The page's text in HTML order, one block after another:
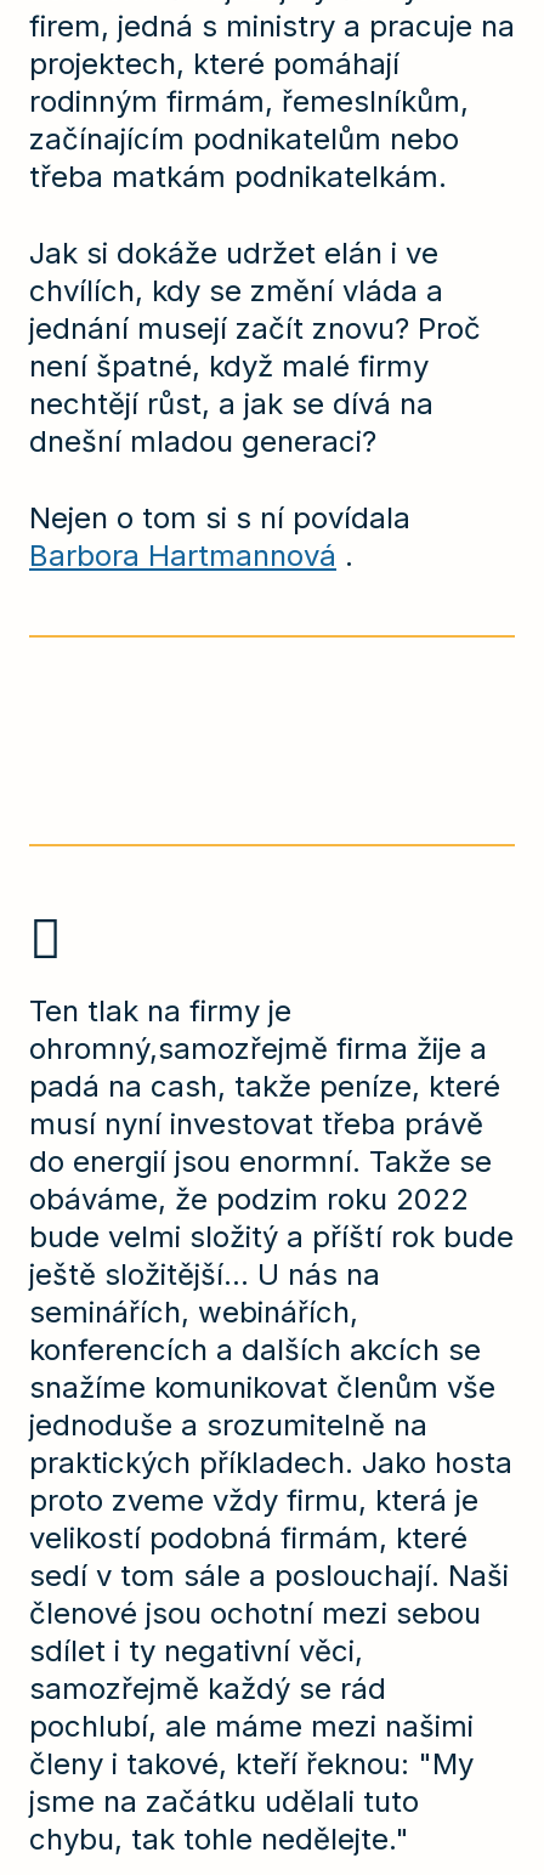
firem, jedná s ministry a pracuje na
projektech, které pomáhají
rodinným firmám, řemeslníkům,
začínajícím podnikatelům nebo
třeba matkám podnikatelkám.
Jak si dokáže udržet elán i ve
chvílích, kdy se změní vláda a
jednání musejí začít znovu? Proč
není špatné, když malé firmy
nechtějí růst, a jak se dívá na
dnešní mladou generaci?
Nejen o tom si s ní povídala
Barbora Hartmannová .
Ten tlak na firmy je
ohromný,samozřejmě firma žije a
padá na cash, takže peníze, které
musí nyní investovat třeba právě
do energií jsou enormní. Takže se
obáváme, že podzim roku 2022
bude velmi složitý a příští rok bude
ještě složitější... U nás na
seminářích, webinářích,
konferencích a dalších akcích se
snažíme komunikovat členům vše
jednoduše a srozumitelně na
praktických příkladech. Jako hosta
proto zveme vždy firmu, která je
velikostí podobná firmám, které
sedí v tom sále a poslouchají. Naši
členové jsou ochotní mezi sebou
sdílet i ty negativní věci,
samozřejmě každý se rád
pochlubí, ale máme mezi našimi
členy i takové, kteří řeknou: "My
jsme na začátku udělali tuto
chybu, tak tohle nedělejte."